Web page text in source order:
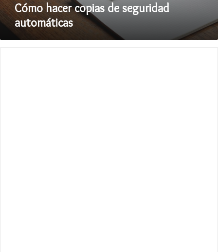
Cómo hacer copias de seguridad
automáticas